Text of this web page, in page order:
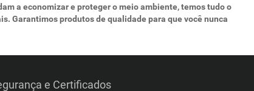
a economizar e proteger o meio ambiente, temos tudo o
Garantimos produtos de qualidade para que você nunca
e Certificados